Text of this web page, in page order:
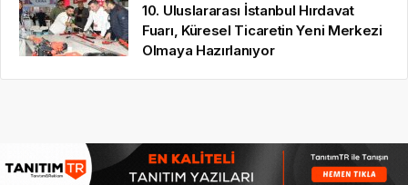
10. Uluslararası İstanbul Hırdavat
Fuarı, Küresel Ticaretin Yeni Merkezi
Olmaya Hazırlanıyor